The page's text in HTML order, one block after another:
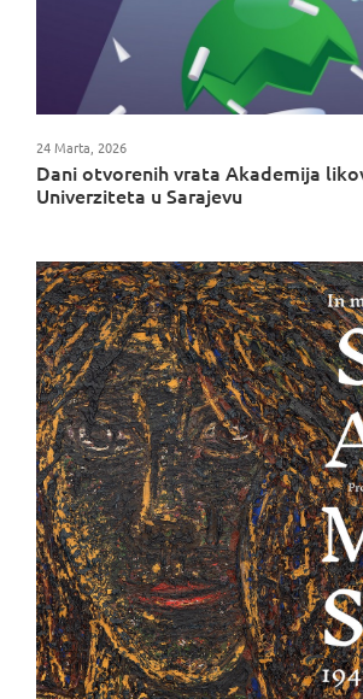
Dani otvorenih vrata Akademija
Univerziteta u Sarajevu
24 Marta, 2026